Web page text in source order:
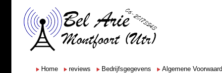
Home reviews Bedrijfsgegevens Algemene